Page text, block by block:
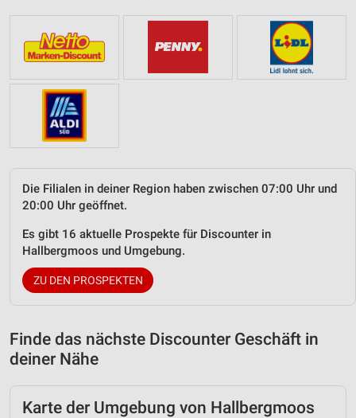
Die Filialen in deiner Region haben zwischen 07:00 Uhr und
20:00 Uhr geöffnet.
Es gibt 16 aktuelle Prospekte für Discounter in
Hallbergmoos und Umgebung.
ZU DEN PROSPEKTEN
Finde das nächste Discounter Geschäft in
deiner Nähe
Karte der Umgebung von Hallbergmoos